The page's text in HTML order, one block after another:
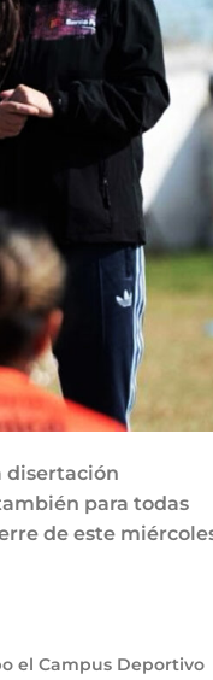
disertación
para todas
de este
el Campus Deportivo